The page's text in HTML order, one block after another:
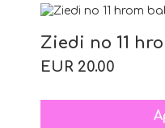
Ziedi no 11
EUR 20.00